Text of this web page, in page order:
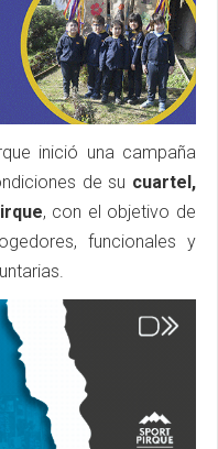
inició una campaña
de su cuartel,
, con el objetivo de
funcionales y